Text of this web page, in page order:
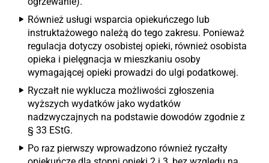
Również usługi wsparcia opiekuńczego lub
instruktażowego należą do tego zakresu. Ponieważ
regulacja dotyczy osobistej opieki, również osobista
opieka i pielęgnacja w mieszkaniu osoby
wymagającej opieki prowadzi do ulgi podatkowej.
Ryczałt nie wyklucza możliwości zgłoszenia
wyższych wydatków jako wydatków
nadzwyczajnych na podstawie dowodów zgodnie z
§ 33 EStG.
Po raz pierwszy wprowadzono również ryczałty